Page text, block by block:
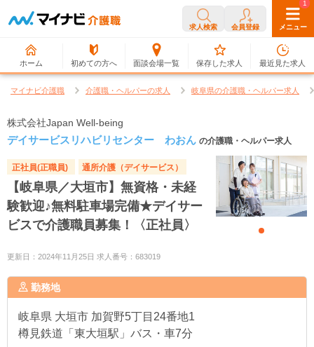
求人検索 会員登録 メニュー
ホーム 初めての方へ 面談会場一覧
0
保存した求人
1
最近見た求人
マイナビ介護職 介護職・ヘルパーの求人 岐阜県の介護職・ヘルパー求人
株式会社Japan Well-being
デイサービスリハビリセンター わおん の介護職・ヘルパー求人
正社員(正職員) 通所介護（デイサービス）
【岐阜県／大垣市】無資格・未経
験歓迎♪無料駐車場完備★デイサー
ビスで介護職員募集！〈正社員〉
更新日：2024年11月25日 求人番号：683019
勤務地
岐阜県 大垣市 加賀野5丁目24番地1
樽見鉄道「東大垣駅」バス・車7分